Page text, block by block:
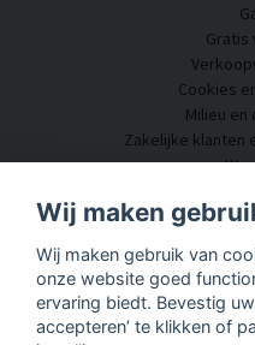
Gratis
Cookies
Milieu en
Zakelijke klanten
Neem
Vragen
Wij maken
Wij maken gebruik van
onze website goed
ervaring biedt. Bevestig
accepteren’ te klikken of